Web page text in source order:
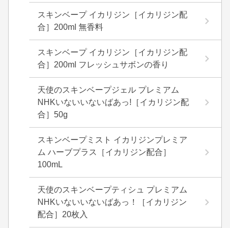
スキンベープ イカリジン［イカリジン配
合］200ml 無香料
スキンベープ イカリジン［イカリジン配
合］200ml フレッシュサボンの香り
天使のスキンベープジェル プレミアム
NHKいないいないばあっ!［イカリジン配
合］50g
スキンベープミスト イカリジンプレミア
ム ハーブプラス［イカリジン配合］
100mL
天使のスキンベープティシュ プレミアム
NHKいないいないばあっ！［イカリジン
配合］20枚入